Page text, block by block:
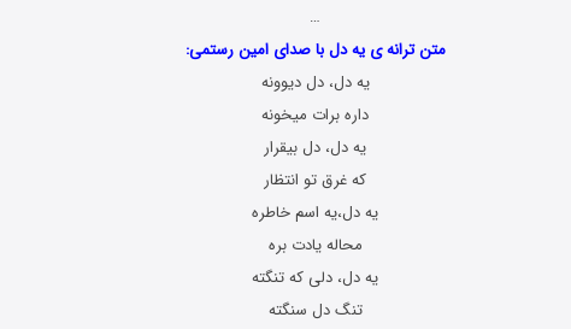
…
متن ترانه ی یه دل با صدای امین رستمی:
یه دل، دل دیوونه
داره برات میخونه
یه دل، دل بیقرار
که غرق تو انتظار
یه دل،یه اسم خاطره
محاله یادت بره
یه دل، دلی که تنگته
تنگ دل سنگته